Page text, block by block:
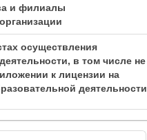
и филиалы
осуществления
в том числе не
к лицензии на
деятельности